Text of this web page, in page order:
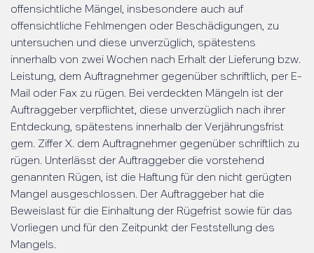
offensichtliche Mängel, insbesondere auch auf
offensichtliche Fehlmengen oder Beschädigungen, zu
untersuchen und diese unverzüglich, spätestens
innerhalb von zwei Wochen nach Erhalt der Lieferung bzw.
Leistung, dem Auftragnehmer gegenüber schriftlich, per E-
Mail oder Fax zu rügen. Bei verdeckten Mängeln ist der
Auftraggeber verpflichtet, diese unverzüglich nach ihrer
Entdeckung, spätestens innerhalb der Verjährungsfrist
gem. Ziffer X. dem Auftragnehmer gegenüber schriftlich zu
rügen. Unterlässt der Auftraggeber die vorstehend
genannten Rügen, ist die Haftung für den nicht gerügten
Mangel ausgeschlossen. Der Auftraggeber hat die
Beweislast für die Einhaltung der Rügefrist sowie für das
Vorliegen und für den Zeitpunkt der Feststellung des
Mangels.